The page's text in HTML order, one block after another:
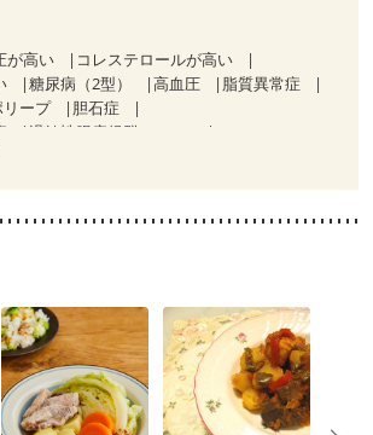
が高い
コレステロールが高い
糖尿病（2型） 高血圧
脂質異常症
リープ
胆石症
過敏性腸症候群（IBS）
なる（初期）